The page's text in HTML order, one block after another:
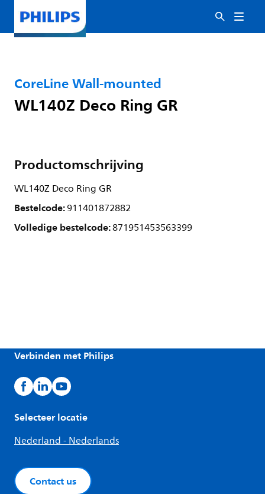
CoreLine Wall-mounted
WL140Z Deco Ring GR
Productomschrijving
WL140Z Deco Ring GR
Bestelcode:911401872882
Volledige bestelcode:871951453563399
Verbinden met Philips
Selecteer locatie
Nederland - Nederlands
Contact us